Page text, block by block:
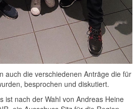
auch die verschiedenen Anträge die für
besprochen und diskutiert.
ist nach der Wahl von Andreas Heine